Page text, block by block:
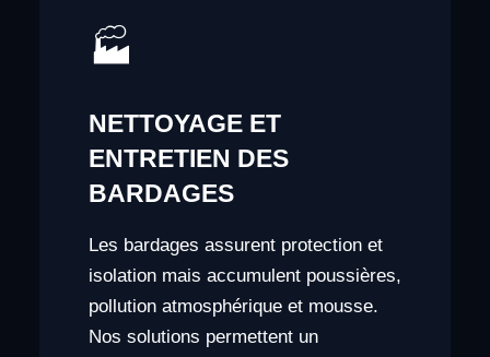
🏭
NETTOYAGE ET
ENTRETIEN DES
BARDAGES
Les bardages assurent protection et
isolation mais accumulent poussières,
pollution atmosphérique et mousse.
Nos solutions permettent un